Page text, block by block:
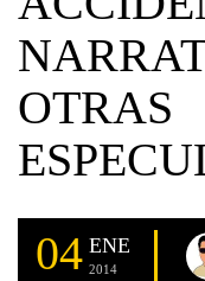
OTRAS
04 ENE
2014